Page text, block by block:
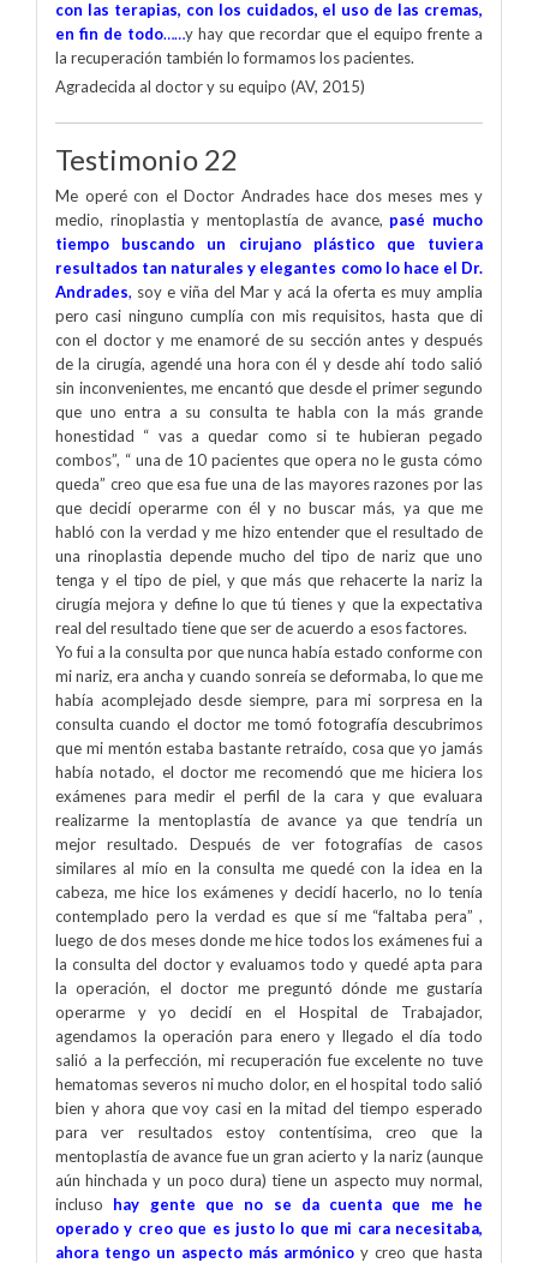
con las terapias, con los cuidados, el uso de las cremas,
en fin de todo……y hay que recordar que el equipo frente a
la recuperación también lo formamos los pacientes.
Agradecida al doctor y su equipo (AV, 2015)
Testimonio 22
Me operé con el Doctor Andrades hace dos meses mes y
medio, rinoplastia y mentoplastía de avance, pasé mucho
tiempo buscando un cirujano plástico que tuviera
resultados tan naturales y elegantes como lo hace el Dr.
Andrades, soy e viña del Mar y acá la oferta es muy amplia
pero casi ninguno cumplía con mis requisitos, hasta que di
con el doctor y me enamoré de su sección antes y después
de la cirugía, agendé una hora con él y desde ahí todo salió
sin inconvenientes, me encantó que desde el primer segundo
que uno entra a su consulta te habla con la más grande
honestidad “ vas a quedar como si te hubieran pegado
combos”, “ una de 10 pacientes que opera no le gusta cómo
queda” creo que esa fue una de las mayores razones por las
que decidí operarme con él y no buscar más, ya que me
habló con la verdad y me hizo entender que el resultado de
una rinoplastia depende mucho del tipo de nariz que uno
tenga y el tipo de piel, y que más que rehacerte la nariz la
cirugía mejora y define lo que tú tienes y que la expectativa
real del resultado tiene que ser de acuerdo a esos factores.
Yo fui a la consulta por que nunca había estado conforme con
mi nariz, era ancha y cuando sonreía se deformaba, lo que me
había acomplejado desde siempre, para mi sorpresa en la
consulta cuando el doctor me tomó fotografía descubrimos
que mi mentón estaba bastante retraído, cosa que yo jamás
había notado, el doctor me recomendó que me hiciera los
exámenes para medir el perfil de la cara y que evaluara
realizarme la mentoplastía de avance ya que tendría un
mejor resultado. Después de ver fotografías de casos
similares al mío en la consulta me quedé con la idea en la
cabeza, me hice los exámenes y decidí hacerlo, no lo tenía
contemplado pero la verdad es que sí me “faltaba pera” ,
luego de dos meses donde me hice todos los exámenes fui a
la consulta del doctor y evaluamos todo y quedé apta para
la operación, el doctor me preguntó dónde me gustaría
operarme y yo decidí en el Hospital de Trabajador,
agendamos la operación para enero y llegado el día todo
salió a la perfección, mi recuperación fue excelente no tuve
hematomas severos ni mucho dolor, en el hospital todo salió
bien y ahora que voy casi en la mitad del tiempo esperado
para ver resultados estoy contentísima, creo que la
mentoplastía de avance fue un gran acierto y la nariz (aunque
aún hinchada y un poco dura) tiene un aspecto muy normal,
incluso hay gente que no se da cuenta que me he
operado y creo que es justo lo que mi cara necesitaba,
ahora tengo un aspecto más armónico y creo que hasta